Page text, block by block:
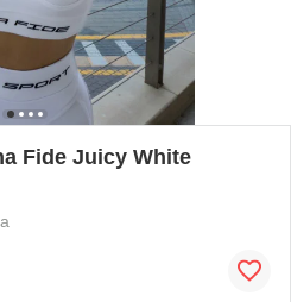
Fide Juicy White